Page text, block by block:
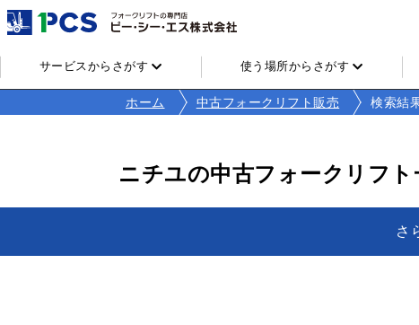
サービスからさがす 使う場所からさがす
ホーム 中古フォークリフト販売 検索結
ニチユの中古フォークリフト
さ